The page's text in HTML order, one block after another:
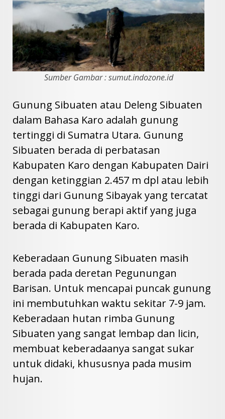
Sumber Gambar : sumut.indozone.id
Gunung Sibuaten atau Deleng Sibuaten
dalam Bahasa Karo adalah gunung
tertinggi di Sumatra Utara. Gunung
Sibuaten berada di perbatasan
Kabupaten Karo dengan Kabupaten Dairi
dengan ketinggian 2.457 m dpl atau lebih
tinggi dari Gunung Sibayak yang tercatat
sebagai gunung berapi aktif yang juga
berada di Kabupaten Karo.
Keberadaan Gunung Sibuaten masih
berada pada deretan Pegunungan
Barisan. Untuk mencapai puncak gunung
ini membutuhkan waktu sekitar 7-9 jam.
Keberadaan hutan rimba Gunung
Sibuaten yang sangat lembap dan licin,
membuat keberadaanya sangat sukar
untuk didaki, khususnya pada musim
hujan.